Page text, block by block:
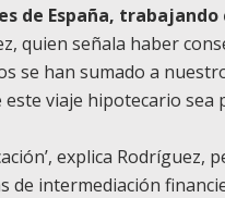
de España, trabajando
quien señala haber
se han sumado a
este viaje hipotecario sea
explica
de intermediación